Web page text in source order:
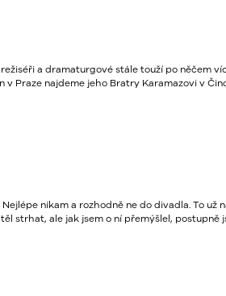
a dramaturgové stále touží po něčem
Praze najdeme jeho Bratry Karamazovi v
nikam a rozhodně ne do divadla. To už
strhat, ale jak jsem o ní přemýšlel, postupně